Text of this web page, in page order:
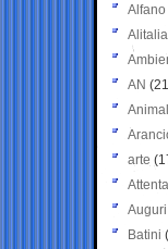
Alfano
Alitalia
AN
arte
Auguri
Batini